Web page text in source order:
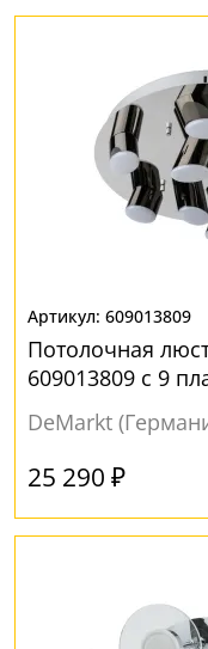
609013809
Потолочная
609013809 с 9
DeMarkt
25 290 ₽